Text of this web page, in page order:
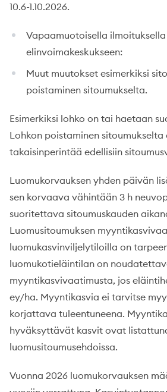
10.6-1.10.2026.
Vapaamuotoisella ilmoituksella
elinvoimakeskukseen:
Muut muutokset esimerkiksi
poistaminen sitoumukselta.
Esimerkiksi lohko on tai haetaan
Lohkon poistaminen sitoumukselta
takaisinperintää edellisiin
Luomukorvauksen yhden päivän
sen korvaava vähintään 3 h
suoritettava sitoumuskauden
Luomusitoumuksen
luomukasvinviljelytiloilla on
luomukotieläintilan on
myyntikasvivaatimusta, jos
ey/ha. Myyntikasvia ei tarvitse
korjattava tuleentuneena.
hyväksyttävät kasvit ovat
luomusitoumusehdoissa.
Vuonna 2026 luomukorvauksen